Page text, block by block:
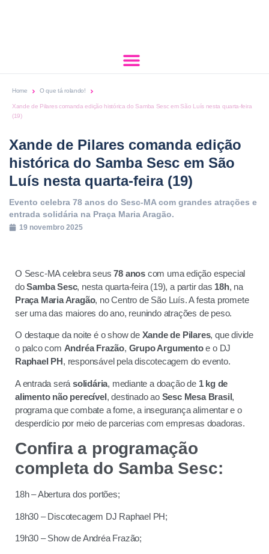
Home O que tá rolando!
Xande de Pilares comanda edição histórica do Samba Sesc em São Luís nesta quarta-feira
(19)
Xande de Pilares comanda edição
histórica do Samba Sesc em São
Luís nesta quarta-feira (19)
Evento celebra 78 anos do Sesc-MA com grandes atrações e
entrada solidária na Praça Maria Aragão.
19 novembro 2025
O Sesc-MA celebra seus78 anos com uma edição especial
doSamba Sesc, nesta quarta-feira (19), a partir das 18h, na
Praça Maria Aragão, no Centro de São Luís. A festa promete
ser uma das maiores do ano, reunindo atrações de peso.
O destaque da noite é o show de Xande de Pilares, que divide
o palco com Andréa Frazão, Grupo Argumentoe o DJ
Raphael PH, responsável pela discotecagem do evento.
A entrada será solidária, mediante a doação de 1 kg de
alimento não perecível, destinado ao Sesc Mesa Brasil,
programa que combate a fome, a insegurança alimentar e o
desperdício por meio de parcerias com empresas doadoras.
Confira a programação
completa do Samba Sesc:
18h – Abertura dos portões;
18h30 – Discotecagem DJ Raphael PH;
19h30 – Show de Andréa Frazão;